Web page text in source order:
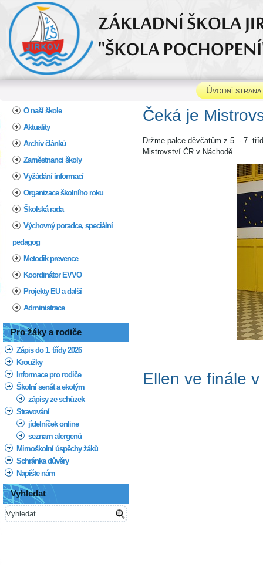
Úvodní strana
O naší škole
Aktuality
Archiv článků
Zaměstnanci školy
Vyžádání informací
Organizace školního roku
Školská rada
Výchovný poradce, speciální
pedagog
Metodik prevence
Koordinátor EVVO
Projekty EU a další
Administrace
Pro žáky a rodiče
Zápis do 1. třídy 2026
Kroužky
Informace pro rodiče
Školní senát a ekotým
zápisy ze schůzek
Stravování
jídelníček online
seznam alergenů
Mimoškolní úspěchy žáků
Schránka důvěry
Napište nám
Vyhledat
Čeká je
Držme palce děvčatům z 5. - 7.
Mistrovství ČR v Náchodě.
Ellen ve finále